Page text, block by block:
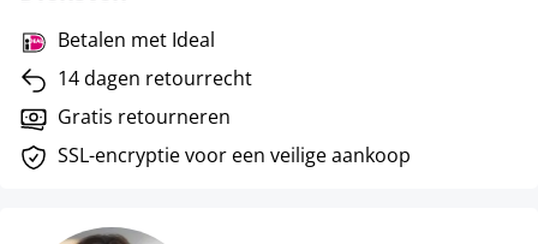
Betalen met Ideal
14 dagen retourrecht
Gratis retourneren
SSL-encryptie voor een veilige aankoop